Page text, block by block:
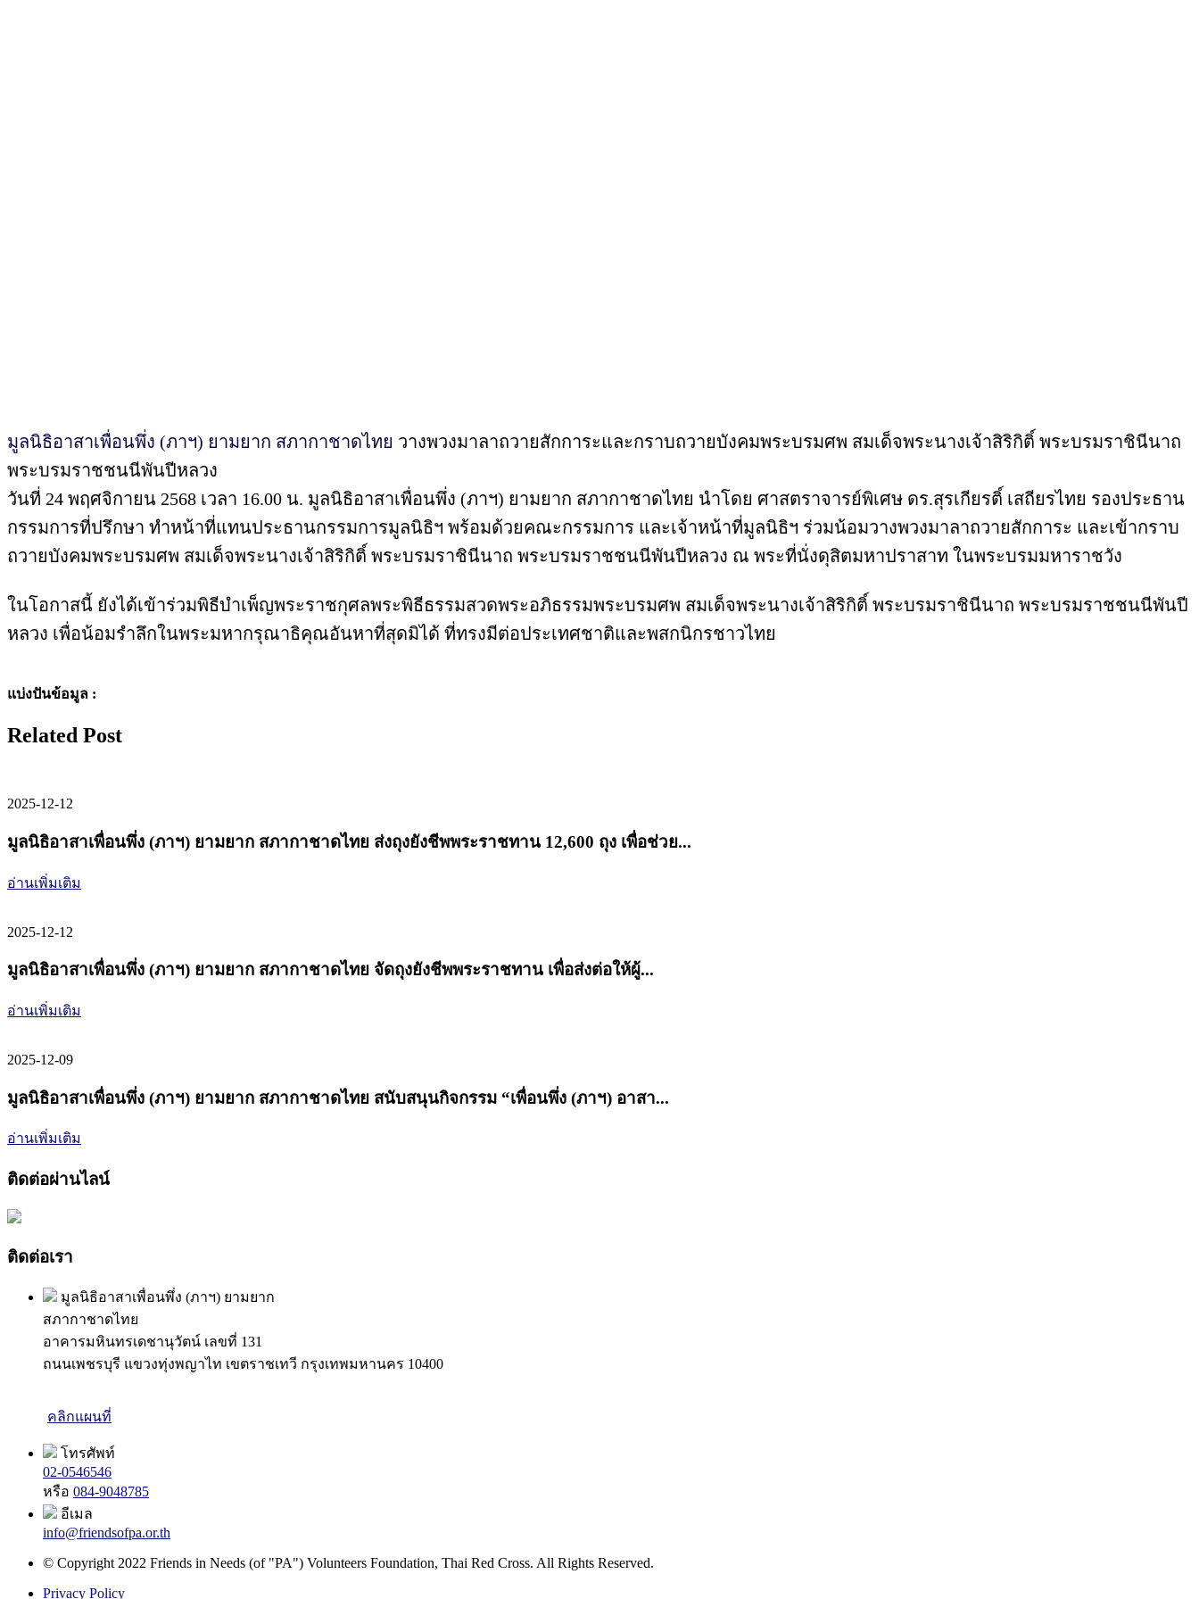
มูลนิธิอาสาเพื่อนพึ่ง (ภาฯ) ยามยาก สภากาชาดไทย วางพวงมาลาถวายสักการะและกราบถวายบังคมพระบรมศพ สมเด็จพระนางเจ้าสิริกิติ์ พระบรมราชินีนาถ
พระบรมราชชนนีพันปีหลวง
วันที่ 24 พฤศจิกายน 2568 เวลา 16.00 น. มูลนิธิอาสาเพื่อนพึ่ง (ภาฯ) ยามยาก สภากาชาดไทย นำโดย ศาสตราจารย์พิเศษ ดร.​สุรเกียรติ์ เสถียรไทย รองประธาน
กรรมการที่ปรึกษา ทำหน้าที่แทนประธานกรรมการมูลนิธิฯ พร้อมด้วยคณะกรรมการ และเจ้าหน้าที่มูลนิธิฯ ร่วมน้อมวางพวงมาลาถวายสักการะ และเข้ากราบ
ถวายบังคมพระบรมศพ สมเด็จพระนางเจ้าสิริกิติ์ พระบรมราชินีนาถ พระบรมราชชนนีพันปีหลวง ณ พระที่นั่งดุสิตมหาปราสาท ในพระบรมมหาราชวัง
ในโอกาสนี้ ยังได้เข้าร่วมพิธีบำเพ็ญพระราชกุศลพระพิธีธรรมสวดพระอภิธรรมพระบรมศพ สมเด็จพระนางเจ้าสิริกิติ์ พระบรมราชินีนาถ พระบรมราชชนนีพันปี
หลวง เพื่อน้อมรำลึกในพระมหากรุณาธิคุณอันหาที่สุดมิได้ ที่ทรงมีต่อประเทศชาติและพสกนิกรชาวไทย
แบ่งปันข้อมูล :
Related Post
2025-12-12
มูลนิธิอาสาเพื่อนพึ่ง (ภาฯ) ยามยาก สภากาชาดไทย ส่งถุงยังชีพพระราชทาน 12,600 ถุง เพื่อช่วย...
อ่านเพิ่มเติม
2025-12-12
มูลนิธิอาสาเพื่อนพึ่ง (ภาฯ) ยามยาก สภากาชาดไทย จัดถุงยังชีพพระราชทาน เพื่อส่งต่อให้ผู้...
อ่านเพิ่มเติม
2025-12-09
มูลนิธิอาสาเพื่อนพึ่ง (ภาฯ) ยามยาก สภากาชาดไทย สนับสนุนกิจกรรม “เพื่อนพึ่ง (ภาฯ) อาสา...
อ่านเพิ่มเติม
ติดต่อผ่านไลน์
ติดต่อเรา
มูลนิธิอาสาเพื่อนพึ่ง (ภาฯ) ยามยาก
สภากาชาดไทย
อาคารมหินทรเดชานุวัตน์ เลขที่ 131
ถนนเพชรบุรี แขวงทุ่งพญาไท เขตราชเทวี กรุงเทพมหานคร 10400
คลิกแผนที่
โทรศัพท์
02-0546546
หรือ 084-9048785
อีเมล
info@friendsofpa.or.th
© Copyright 2022 Friends in Needs (of "PA") Volunteers Foundation, Thai Red Cross. All Rights Reserved.
Privacy Policy